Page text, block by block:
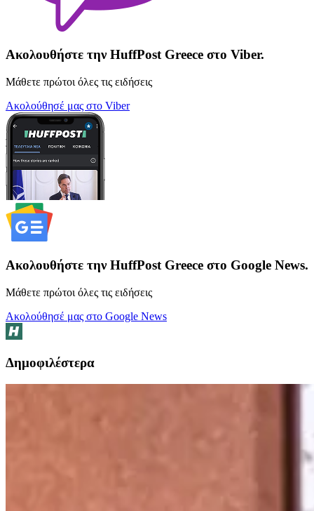
Ακολουθήστε την HuffPost Greece στο Viber.
Μάθετε πρώτοι όλες τις ειδήσεις
Ακολούθησέ μας στο Viber
Ακολουθήστε την HuffPost Greece στο Google News.
Μάθετε πρώτοι όλες τις ειδήσεις
Ακολούθησέ μας στο Google News
Δημοφιλέστερα